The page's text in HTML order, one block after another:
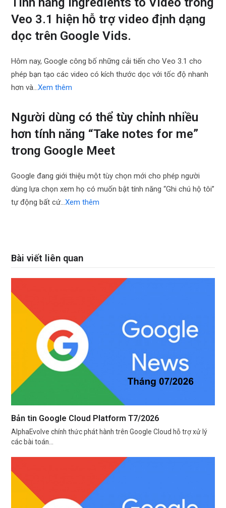
Veo 3.1 hiện hỗ trợ video định dạng
dọc trên Google Vids.
Hôm nay, Google công bố những cải tiến cho Veo 3.1 cho
phép bạn tạo các video có kích thước dọc với tốc độ nhanh
hơn và…Xem thêm
Người dùng có thể tùy chỉnh nhiều
hơn tính năng “Take notes for me”
trong Google Meet
Google đang giới thiệu một tùy chọn mới cho phép người
dùng lựa chọn xem họ có muốn bật tính năng “Ghi chú hộ tôi”
tự động bất cứ…Xem thêm
Bài viết liên quan
Bản tin Google Cloud Platform T7/2026
AlphaEvolve chính thức phát hành trên Google Cloud hỗ trợ xử lý
các bài toán…